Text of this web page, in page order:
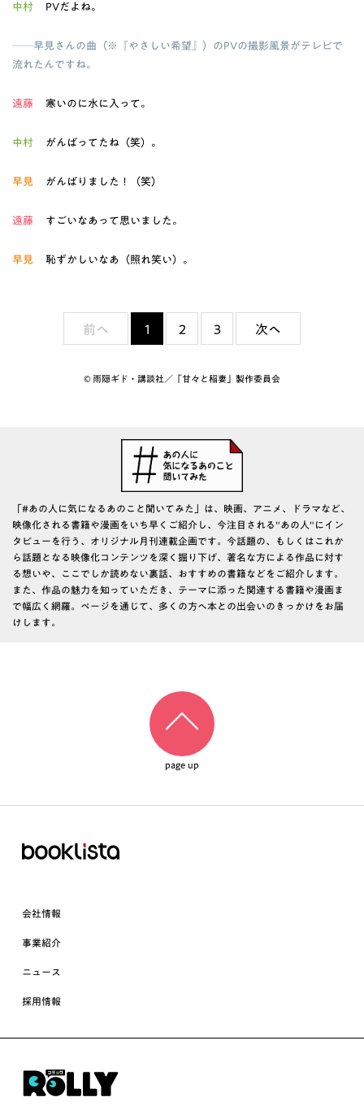
中村 PVだよね。
──早見さんの曲（※『やさしい希望』）のPVの撮影風景がテレビで
流れたんですね。
遠藤 寒いのに水に入って。
中村 がんばってたね（笑）。
早見 がんばりました！（笑）
遠藤 すごいなあって思いました。
早見 恥ずかしいなあ（照れ笑い）。
前へ 1 2 3 次へ
© 雨隠ギド・講談社／「甘々と稲妻」製作委員会
「#あの人に気になるあのこと聞いてみた」は、映画、アニメ、ドラマなど、
映像化される書籍や漫画をいち早くご紹介し、今注目される"あの人"にイン
タビューを行う、オリジナル月刊連載企画です。今話題の、もしくはこれか
ら話題となる映像化コンテンツを深く掘り下げ、著名な方による作品に対す
る想いや、ここでしか読めない裏話、おすすめの書籍などをご紹介します。
また、作品の魅力を知っていただき、テーマに添った関連する書籍や漫画ま
で幅広く網羅。ページを通じて、多くの方へ本との出会いのきっかけをお届
けします。
page up
会社情報
事業紹介
ニュース
採用情報